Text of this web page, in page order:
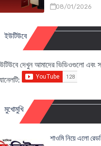
08/01/2026
ইউটিউবে
দেখুন আমাদের ভিডিওগুলো এবং
মুখোমুখি
শাওমি নিয়ে এলো